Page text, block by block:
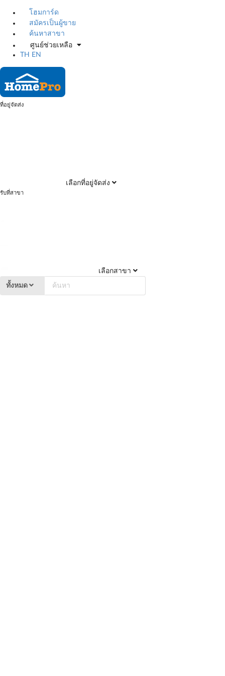
โฮมการ์ด
สมัครเป็นผู้ขาย
ค้นหาสาขา
ศูนย์ช่วยเหลือ
TH
EN
ที่อยู่จัดส่ง
เลือกที่อยู่จัดส่ง
รับที่สาขา
เลือกสาขา
ทั้งหมด